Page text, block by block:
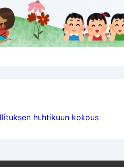
huhtikuun kokous